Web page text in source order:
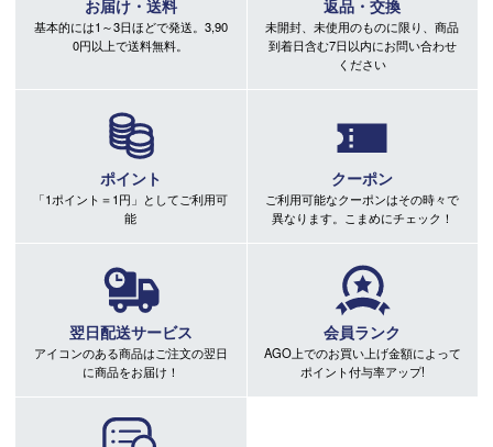
お届け・送料
基本的には1～3日ほどで発送。3,90
0円以上で送料無料。
返品・交換
未開封、未使用のものに限り、商品
到着日含む7日以内にお問い合わせ
ください
ポイント
「1ポイント＝1円」としてご利用可
能
クーポン
ご利用可能なクーポンはその時々で
異なります。こまめにチェック！
翌日配送サービス
アイコンのある商品はご注文の翌日
に商品をお届け！
会員ランク
AGO上でのお買い上げ金額によって
ポイント付与率アップ!